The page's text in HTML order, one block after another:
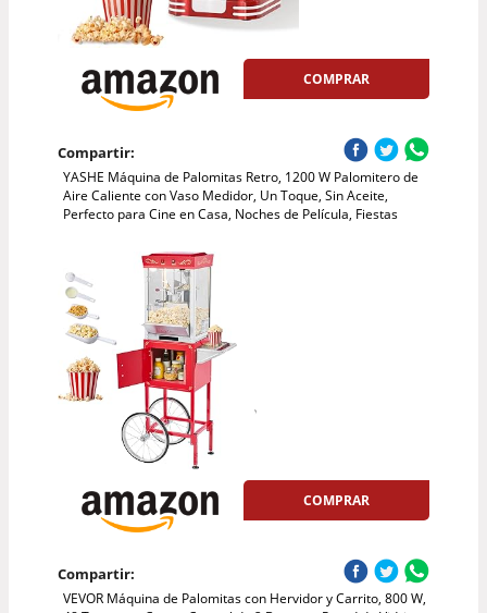
COMPRAR
Compartir:
YASHE Máquina de Palomitas Retro, 1200 W Palomitero de
Aire Caliente con Vaso Medidor, Un Toque, Sin Aceite,
Perfecto para Cine en Casa, Noches de Película, Fiestas
COMPRAR
Compartir:
VEVOR Máquina de Palomitas con Hervidor y Carrito, 800 W,